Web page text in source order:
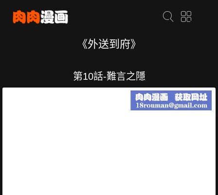
《外送到府》
第10話-難言之隱